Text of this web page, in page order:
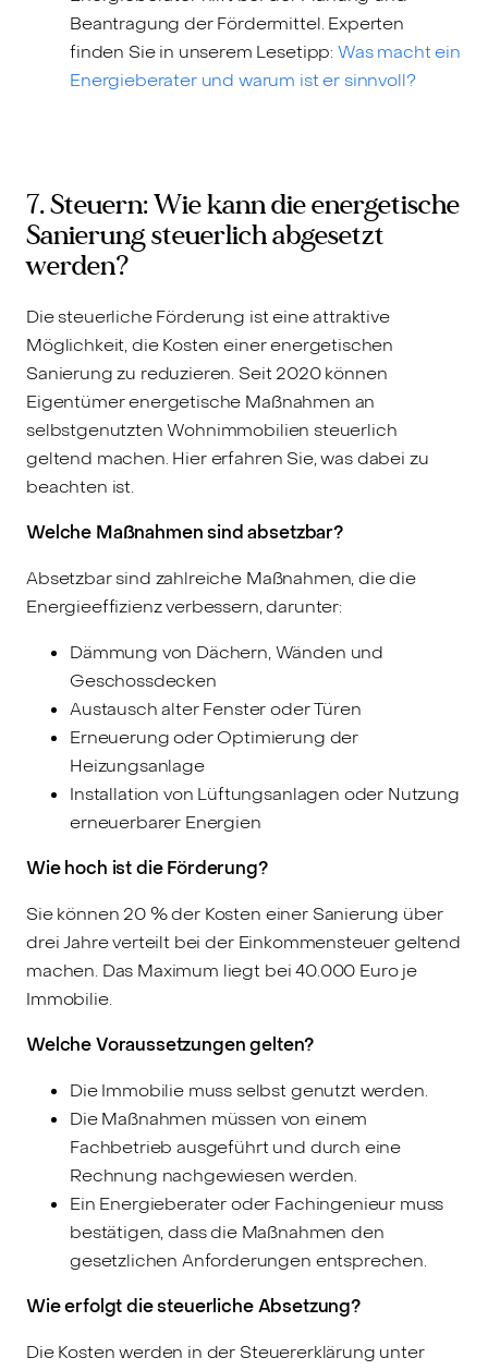
Beantragung der Fördermittel. Experten
finden Sie in unserem Lesetipp: Was macht ein
Energieberater und warum ist er sinnvoll?
7. Steuern: Wie kann die energetische
Sanierung steuerlich abgesetzt
werden?
Die steuerliche Förderung ist eine attraktive
Möglichkeit, die Kosten einer energetischen
Sanierung zu reduzieren. Seit 2020 können
Eigentümer energetische Maßnahmen an
selbstgenutzten Wohnimmobilien steuerlich
geltend machen. Hier erfahren Sie, was dabei zu
beachten ist.
Welche Maßnahmen sind absetzbar?
Absetzbar sind zahlreiche Maßnahmen, die die
Energieeffizienz verbessern, darunter:
Dämmung von Dächern, Wänden und
Geschossdecken
Austausch alter Fenster oder Türen
Erneuerung oder Optimierung der
Heizungsanlage
Installation von Lüftungsanlagen oder Nutzung
erneuerbarer Energien
Wie hoch ist die Förderung?
Sie können 20 % der Kosten einer Sanierung über
drei Jahre verteilt bei der Einkommensteuer geltend
machen. Das Maximum liegt bei 40.000 Euro je
Immobilie.
Welche Voraussetzungen gelten?
Die Immobilie muss selbst genutzt werden.
Die Maßnahmen müssen von einem
Fachbetrieb ausgeführt und durch eine
Rechnung nachgewiesen werden.
Ein Energieberater oder Fachingenieur muss
bestätigen, dass die Maßnahmen den
gesetzlichen Anforderungen entsprechen.
Wie erfolgt die steuerliche Absetzung?
Die Kosten werden in der Steuererklärung unter